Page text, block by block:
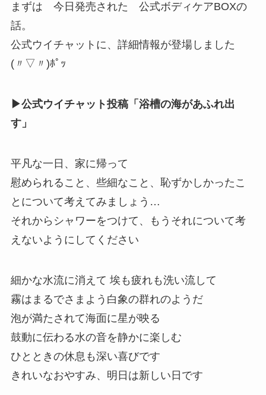
まずは 今日発売された 公式ボディケアBOXの
話。
公式ウイチャットに、詳細情報が登場しました
(〃▽〃)ﾎﾟｯ
▶公式ウイチャット投稿「浴槽の海があふれ出
す」
平凡な一日、家に帰って
慰められること、些細なこと、恥ずかしかったこ
とについて考えてみましょう…
それからシャワーをつけて、もうそれについて考
えないようにしてください
細かな水流に消えて 埃も疲れも洗い流して
霧はまるでさまよう白象の群れのようだ
泡が満たされて海面に星が映る
鼓動に伝わる水の音を静かに楽しむ
ひとときの休息も深い喜びです
きれいなおやすみ、明日は新しい日です